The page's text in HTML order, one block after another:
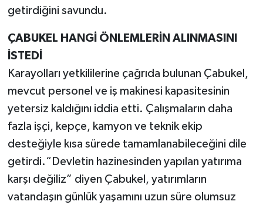
getirdiğini savundu.
ÇABUKEL HANGİ ÖNLEMLERİN ALINMASINI
İSTEDİ
Karayolları yetkililerine çağrıda bulunan Çabukel,
mevcut personel ve iş makinesi kapasitesinin
yetersiz kaldığını iddia etti. Çalışmaların daha
fazla işçi, kepçe, kamyon ve teknik ekip
desteğiyle kısa sürede tamamlanabileceğini dile
getirdi.“Devletin hazinesinden yapılan yatırıma
karşı değiliz” diyen Çabukel, yatırımların
vatandaşın günlük yaşamını uzun süre olumsuz